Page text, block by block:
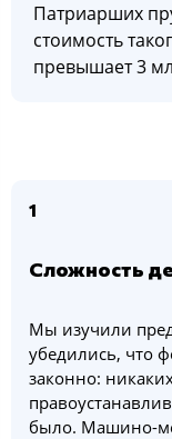
Патриарших
стоимость
превышает 3
1
Сложность
Мы изучили
убедились, что
законно:
было. Машино-